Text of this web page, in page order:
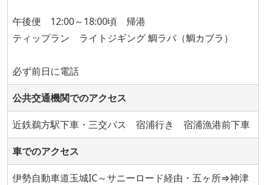
午後便 12:00～18:00頃 帰港
ティップラン ライトジギング 鯛ラバ（鯛カブラ）
必ず前日に電話
公共交通機関でのアクセス
近鉄鵜方駅下車・三交バス 宿浦行き 宿浦漁港前下車
車でのアクセス
伊勢自動車道玉城IC～サニーロード経由・五ヶ所⇒神津